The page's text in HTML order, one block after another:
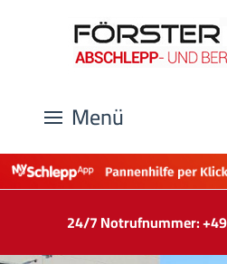
Menü
24/7 Notrufnummer: